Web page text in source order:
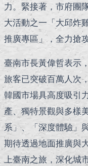
力。緊接著，市府團
大活動之一「大邱炸
推廣專區」，全力搶
臺南市長黃偉哲表示
旅客已突破百萬人次
韓國市場具高度吸引
產、獨特景觀與多樣
系」、「深度體驗」
期待透過地面推廣與
上臺南之旅，深化城